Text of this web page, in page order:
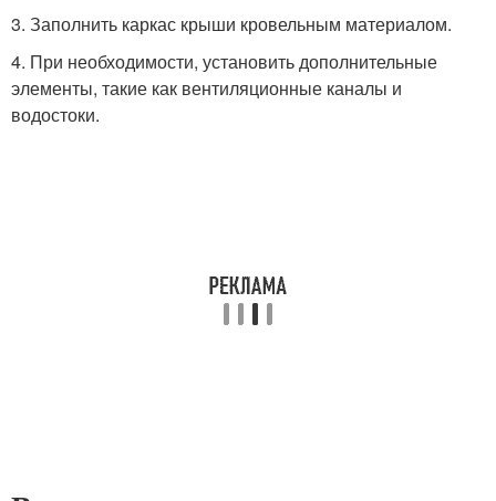
3. Заполнить каркас крыши кровельным материалом.
4. При необходимости, установить дополнительные
элементы, такие как вентиляционные каналы и
водостоки.